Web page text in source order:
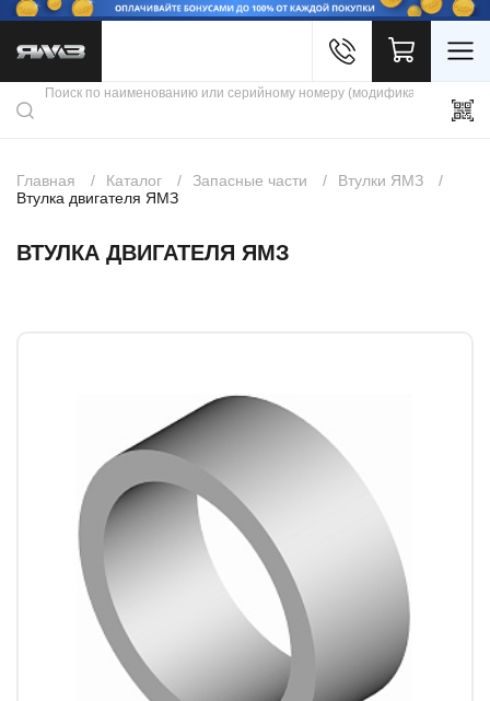
Каталог продукции
Скидки
Контакты
Главная Каталог Запасные части
Втулки ЯМЗ
Втулка двигателя ЯМЗ
ВТУЛКА ДВИГАТЕЛЯ ЯМЗ